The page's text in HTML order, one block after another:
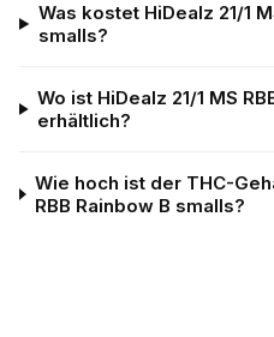
Was kostet HiDealz 21/1
smalls?
Wo ist HiDealz 21/1 MS
erhältlich?
Wie hoch ist der THC-
RBB Rainbow B smalls?